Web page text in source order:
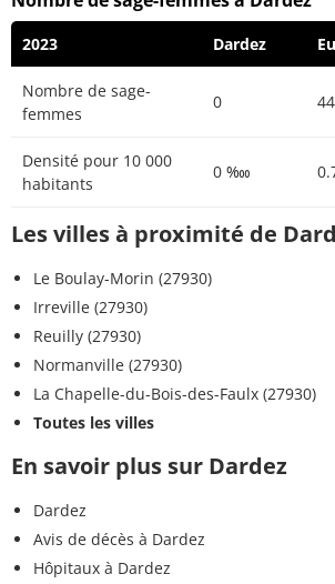
2023 Dardez
Nombre de sage-
femmes
0 44
Densité pour 10 000
habitants
0 ‱
Les villes à proximité de
Le Boulay-Morin (27930)
Irreville (27930)
Reuilly (27930)
Normanville (27930)
La Chapelle-du-Bois-des-Faulx (27930)
Toutes les villes
En savoir plus sur Dardez
Dardez
Avis de décès à Dardez
Hôpitaux à Dardez